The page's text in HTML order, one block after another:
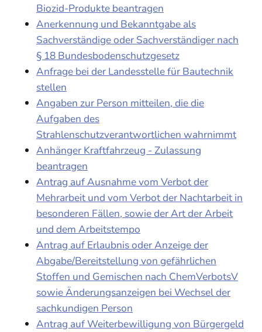
Biozid-Produkte beantragen
Anerkennung und Bekanntgabe als
Sachverständige oder Sachverständiger nach
§ 18 Bundesbodenschutzgesetz
Anfrage bei der Landesstelle für Bautechnik
stellen
Angaben zur Person mitteilen, die die
Aufgaben des
Strahlenschutzverantwortlichen wahrnimmt
Anhänger Kraftfahrzeug - Zulassung
beantragen
Antrag auf Ausnahme vom Verbot der
Mehrarbeit und vom Verbot der Nachtarbeit in
besonderen Fällen, sowie der Art der Arbeit
und dem Arbeitstempo
Antrag auf Erlaubnis oder Anzeige der
Abgabe/Bereitstellung von gefährlichen
Stoffen und Gemischen nach ChemVerbotsV
sowie Änderungsanzeigen bei Wechsel der
sachkundigen Person
Antrag auf Weiterbewilligung von Bürgergeld